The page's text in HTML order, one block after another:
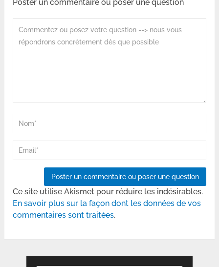
Poster un commentaire ou poser une question
Ce site utilise Akismet pour réduire les indésirables.
En savoir plus sur la façon dont les données de vos
commentaires sont traitées.